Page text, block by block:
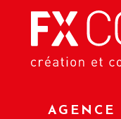
AGENCE